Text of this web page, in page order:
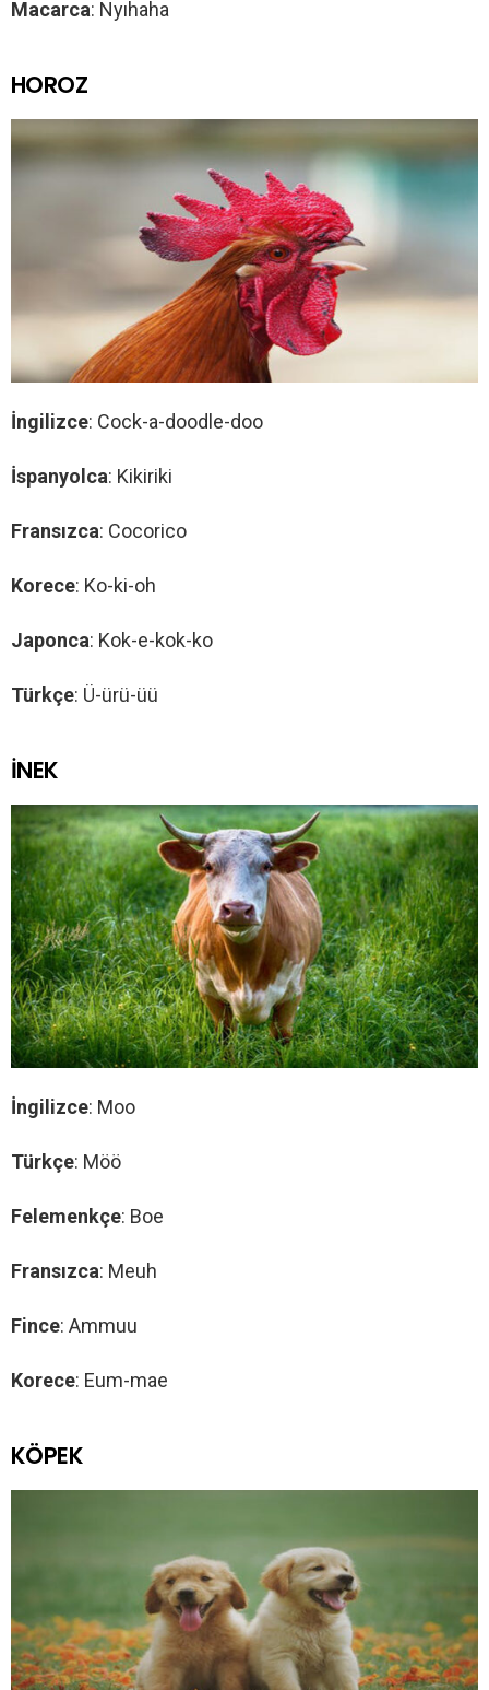
Macarca: Nyıhaha
HOROZ
İngilizce: Cock-a-doodle-doo
İspanyolca: Kikiriki
Fransızca: Cocorico
Korece: Ko-ki-oh
Japonca: Kok-e-kok-ko
Türkçe: Ü-ürü-üü
İNEK
İngilizce: Moo
Türkçe: Möö
Felemenkçe: Boe
Fransızca: Meuh
Fince: Ammuu
Korece: Eum-mae
KÖPEK